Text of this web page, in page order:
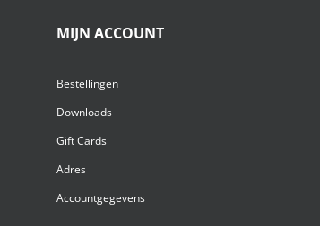
MIJN ACCOUNT
Bestellingen
Downloads
Gift Cards
Adres
Accountgegevens